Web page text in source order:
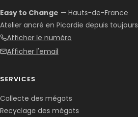
Easy to Change — Hauts-de-France
Atelier ancré en Picardie depuis toujours
Afficher le numéro
Afficher l'email
SERVICES
Collecte des mégots
Recyclage des mégots